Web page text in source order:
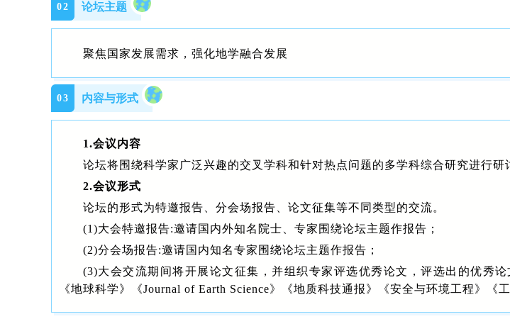
02 论坛主题
聚焦国家发展需求，强化地学融合发展
03 内容与形式
1.会议内容
论坛将围绕科学家广泛兴趣的交叉学科和针对热点问题的多学科综合研究进行研
2.会议形式
论坛的形式为特邀报告、分会场报告、论文征集等不同类型的交流。
(1)大会特邀报告:邀请国内外知名院士、专家围绕论坛主题作报告；
(2)分会场报告:邀请国内知名专家围绕论坛主题作报告；
(3)大会交流期间将开展论文征集，并组织专家评选优秀论文，评选出的优秀
《地球科学》《Journal of Earth Science》《地质科技通报》《安全与环境工程》《